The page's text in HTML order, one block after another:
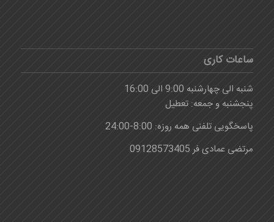
ساعات کاری
شنبه الی چهارشنبه 9:00 الی 16:00
پنجشنبه و جمعه: تعطیل
پاسخگویی تلفنی همه روزه: 8:00-24:00
مرتضی عمادی فر 09128573405